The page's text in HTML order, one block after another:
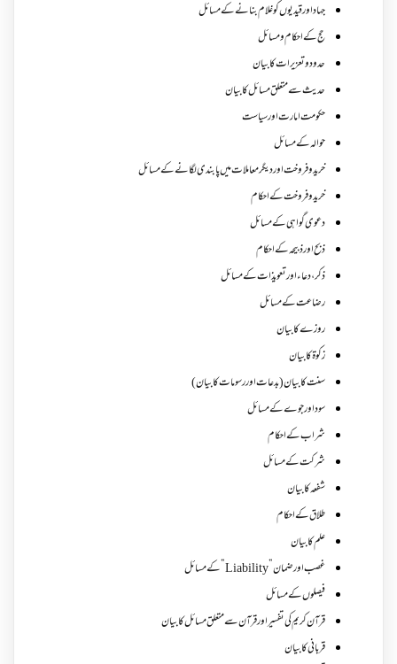
جہاد اور قیدیوں کو غلام بنانے کے مسائل
حج کے احکام ومسائل
حدود و تعزیرات کا بیان
حدیث سے متعلق مسائل کا بیان
حکومت امارت اور سیاست
حوالہ کے مسائل
خرید و فروخت اور دیگر معاملات میں پابندی لگانے کے مسائل
خرید و فروخت کے احکام
دعوی گواہی کے مسائل
ذبح اور ذبیحہ کے احکام
ذکر،دعاء اور تعویذات کے مسائل
رضاعت کے مسائل
روزے کا بیان
زکوة کابیان
سنت کا بیان (بدعات اور رسومات کا بیان)
سود اور جوے کے مسائل
شراب کے احکام
شرکت کے مسائل
شفعہ کا بیان
طلاق کے احکام
علم کا بیان
غصب اورضمان”Liability” کے مسائل
فیصلوں کے مسائل
قرآن کریم کی تفسیر اور قرآن سے متعلق مسائل کا بیان
قربانی کا بیان